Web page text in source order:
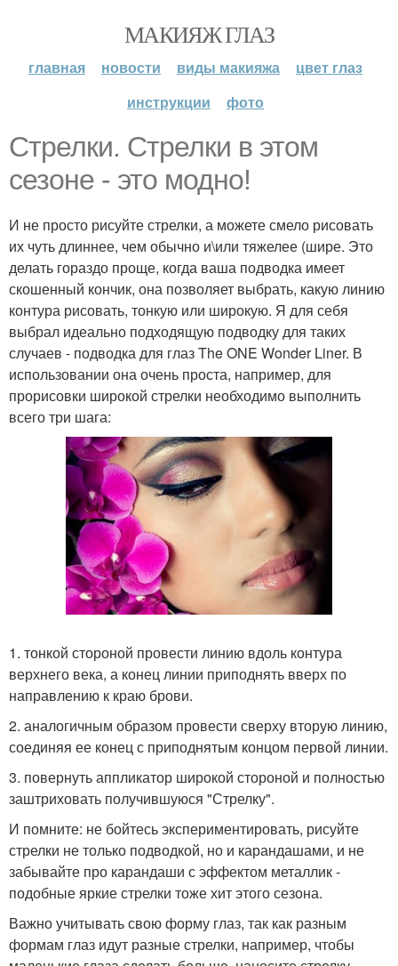
МАКИЯЖ ГЛАЗ
главная новости виды макияжа
цвет глаз
инструкции
фото
Стрелки. Стрелки в этом
сезоне - это модно!
И не просто рисуйте стрелки, а можете смело рисовать
их чуть длиннее, чем обычно и\или тяжелее (шире. Это
делать гораздо проще, когда ваша подводка имеет
скошенный кончик, она позволяет выбрать, какую линию
контура рисовать, тонкую или широкую. Я для себя
выбрал идеально подходящую подводку для таких
случаев - подводка для глаз The ONE Wonder Liner. В
использовании она очень проста, например, для
прорисовки широкой стрелки необходимо выполнить
всего три шага:
1. тонкой стороной провести линию вдоль контура
верхнего века, а конец линии приподнять вверх по
направлению к краю брови.
2. аналогичным образом провести сверху вторую линию,
соединяя ее конец с приподнятым концом первой линии.
3. повернуть аппликатор широкой стороной и полностью
заштриховать получившуюся "Стрелку".
И помните: не бойтесь экспериментировать, рисуйте
стрелки не только подводкой, но и карандашами, и не
забывайте про карандаши с эффектом металлик -
подобные яркие стрелки тоже хит этого сезона.
Важно учитывать свою форму глаз, так как разным
формам глаз идут разные стрелки, например, чтобы